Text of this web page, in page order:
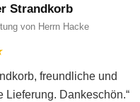
Strandkorb
von Herrn Hacke
freundliche und
Lieferung. Dankeschön.“